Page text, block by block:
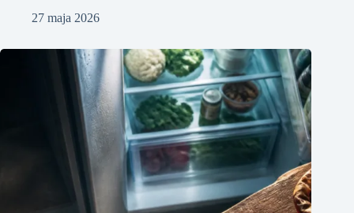
27 maja 2026